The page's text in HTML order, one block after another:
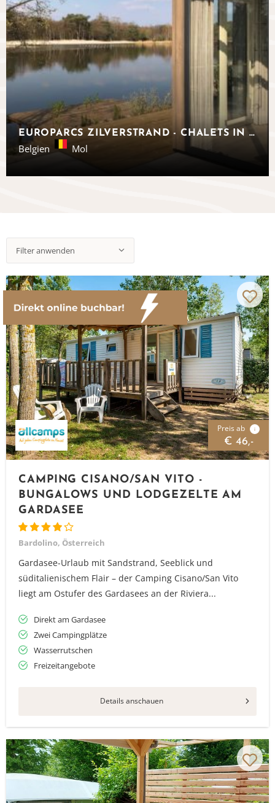
EUROPARCS ZILVERSTRAND - CHALETS IN BELGIEN
Belgien Mol
Filter anwenden
Preis ab i
€ 46,-
CAMPING CISANO/SAN VITO -
BUNGALOWS UND LODGEZELTE AM
GARDASEE
Bardolino, Österreich
Gardasee-Urlaub mit Sandstrand, Seeblick und
süditalienischem Flair – der Camping Cisano/San Vito
liegt am Ostufer des Gardasees an der Riviera...
Direkt am Gardasee
Zwei Campingplätze
Wasserrutschen
Freizeitangebote
Details anschauen